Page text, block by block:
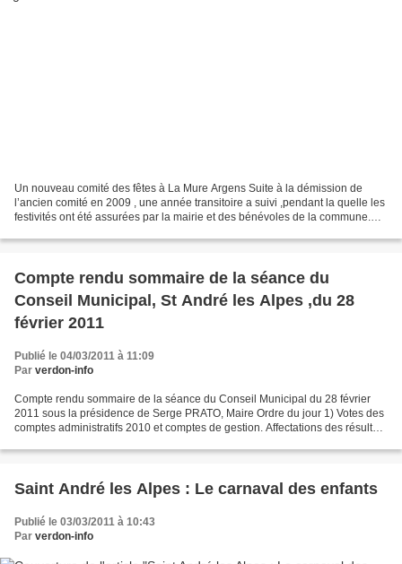
Un nouveau comité des fêtes à La Mure Argens Suite à la démission de
l’ancien comité en 2009 , une année transitoire a suivi ,pendant la quelle les
festivités ont été assurées par la mairie et des bénévoles de la commune.
Compte rendu sommaire de la séance du
Conseil Municipal, St André les Alpes ,du 28
février 2011
Publié le 04/03/2011 à 11:09
Par verdon-info
Compte rendu sommaire de la séance du Conseil Municipal du 28 février
2011 sous la présidence de Serge PRATO, Maire Ordre du jour 1) Votes des
comptes administratifs 2010 et comptes de gestion. Affectations des résultats
Saint André les Alpes : Le carnaval des enfants
Publié le 03/03/2011 à 10:43
Par verdon-info